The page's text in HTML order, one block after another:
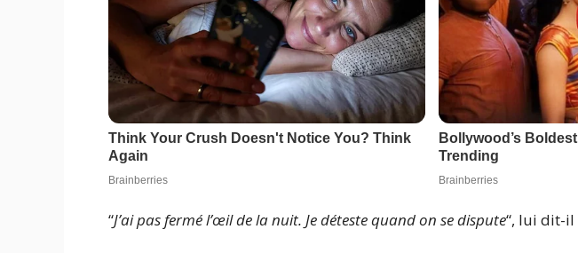
“J’ai pas fermé l’œil de la nuit. Je déteste quand on se dispute“, lui dit-il